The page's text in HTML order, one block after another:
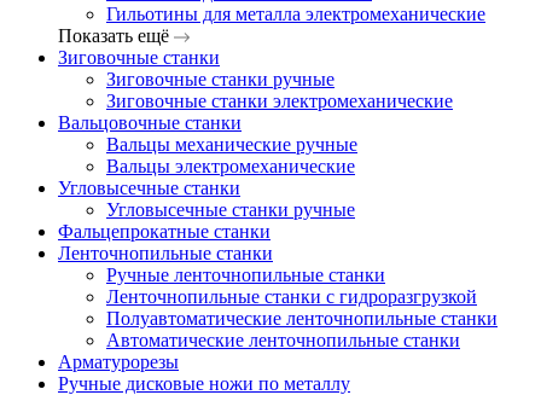
Гильотины для металла электромеханические
Показать ещё
Зиговочные станки
Зиговочные станки ручные
Зиговочные станки электромеханические
Вальцовочные станки
Вальцы механические ручные
Вальцы электромеханические
Угловысечные станки
Угловысечные станки ручные
Фальцепрокатные станки
Ленточнопильные станки
Ручные ленточнопильные станки
Ленточнопильные станки с гидроразгрузкой
Полуавтоматические ленточнопильные станки
Автоматические ленточнопильные станки
Арматурорезы
Ручные дисковые ножи по металлу